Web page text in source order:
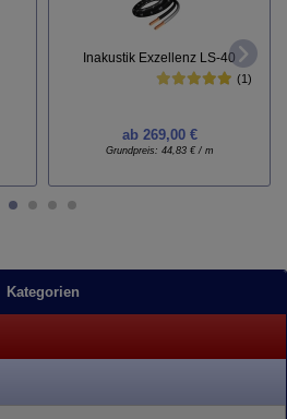
Kategorien
Inakustik Exzellenz LS-40
(1)
ab269,00 €
Grundpreis: 44,83 € / m